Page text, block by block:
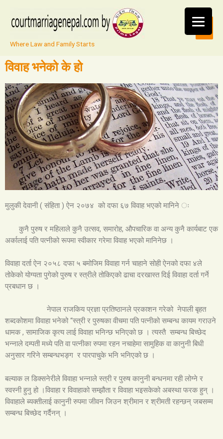
Where Law and Family Starts
विवाह भनेको के हो
मुलुकी देवानी ( संहिता ) ऐन २०७४ को दफा ६७ विवाह भएको मानिने ः
कुनै पुरुष र महिलाले कुनै उत्सव, समारोह, औपचारिक वा अन्य कुनै कार्यबाट एक
अर्कालाई पति पत्नीको रूपमा स्वीकार गरेमा विवाह भएको मानिनेछ ।
विवाहा दर्ता ऐन २०५८ दफा ५ बमोजिम विवाहा गर्न चाहाने सोही ऐनको दफा ४ले
तोकेको योग्यता पुगेको पुरुष र स्त्रीले तोकिएको ढाचा दरखास्त दिई विवाहा दर्ता गर्ने
प्रबधान छ ।
नेपाल राजकिय प्रज्ञा प्रतिष्ठानले प्रकाशन गरेको नेपाली बृहत
शब्दकोशमा विवाहा भनेको “स्त्री र पुरुषका वीचमा पति पत्नीको सम्बन्ध कायम गराउने
धामक , सामाजिक कृत्य लाई विवाहा भनिन्छ भनिएको छ । त्यस्तै सम्बन्ध बिच्छेद
भन्नाले दम्पती मध्ये पति वा पत्नीका रुपमा रहन नचाहेमा सामुहिक वा कानुनी बिधी
अनुसार गरिने सम्बन्धभङ्ग र पारपाचुके भनि भनिएको छ ।
बल्याक ल डिक्सनेरीले विवाहा भन्नाले स्त्री र पुरुष कानुनी बन्धनमा रही लोग्ने र
स्वस्नी हुनु हो ।विवाहा र विवाहाको सम्झौता र विवाहा भइसकेको अबस्था फरक हुन् ।
विवाहाले ब्यक्तीलाई कानुनी रुपमा जीवन जिउन श्रीमान र श्रीमती रहन्छन् जबसम्म
सम्बन्ध बिच्छेद गर्दैनन् ।